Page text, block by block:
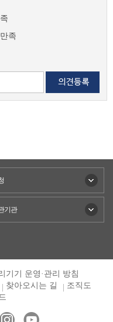
족
기관
기기 운영·관리 방침
찾아오시는 길
조직도